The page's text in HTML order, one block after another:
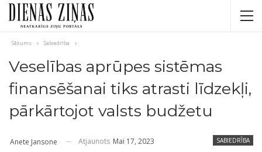
Sākums Sabiedrība
Veselības aprūpes sistēmas
finansēšanai tiks atrasti līdzekļi,
pārkārtojot valsts budžetu
SABIEDRĪBA
Anete Jansone Atjaunots Mai 17, 2023